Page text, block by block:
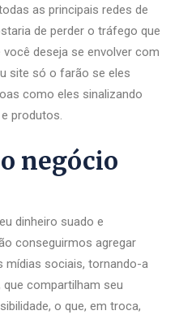
as principais redes de
de perder o tráfego que
deseja se envolver com
site só o farão se eles
como eles sinalizando
produtos.
negócio
dinheiro suado e
conseguirmos agregar
mídias sociais, tornando-a
compartilham seu
o que, em troca,